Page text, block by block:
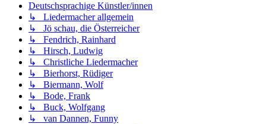
Deutschsprachige Künstler/innen
↳ Liedermacher allgemein
↳ Jö schau, die Österreicher
↳ Fendrich, Rainhard
↳ Hirsch, Ludwig
↳ Christliche Liedermacher
↳ Bierhorst, Rüdiger
↳ Biermann, Wolf
↳ Bode, Frank
↳ Buck, Wolfgang
↳ van Dannen, Funny